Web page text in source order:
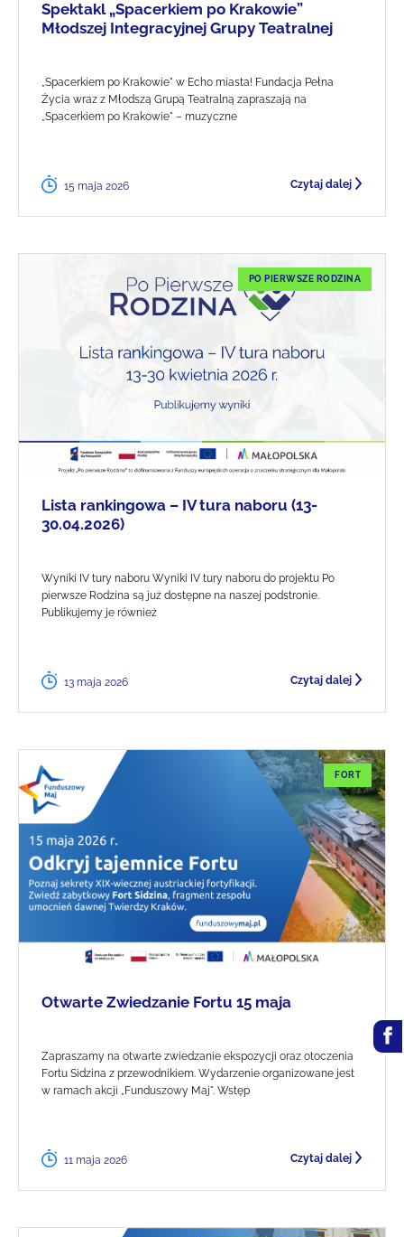
Spektakl „Spacerkiem po Krakowie”
Młodszej Integracyjnej Grupy Teatralnej
„Spacerkiem po Krakowie" w Echo miasta! Fundacja Pełna
Życia wraz z Młodszą Grupą Teatralną zapraszają na
„Spacerkiem po Krakowie" – muzyczne
15 maja 2026 Czytaj dalej
PO PIERWSZE RODZINA
Lista rankingowa – IV tura naboru (13-
30.04.2026)
Wyniki IV tury naboru Wyniki IV tury naboru do projektu Po
pierwsze Rodzina są już dostępne na naszej podstronie.
Publikujemy je również
13 maja 2026 Czytaj dalej
FORT
Otwarte Zwiedzanie Fortu 15 maja
Zapraszamy na otwarte zwiedzanie ekspozycji oraz otoczenia
Fortu Sidzina z przewodnikiem. Wydarzenie organizowane jest
w ramach akcji „Funduszowy Maj". Wstęp
11 maja 2026 Czytaj dalej